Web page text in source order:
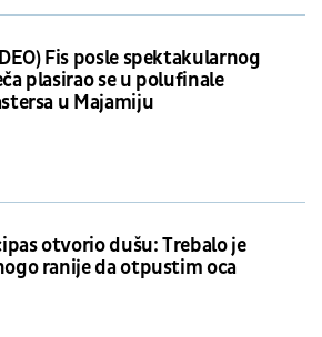
Fis posle spektakularnog
plasirao se u polufinale
u Majamiju
otvorio dušu: Trebalo je
ranije da otpustim oca